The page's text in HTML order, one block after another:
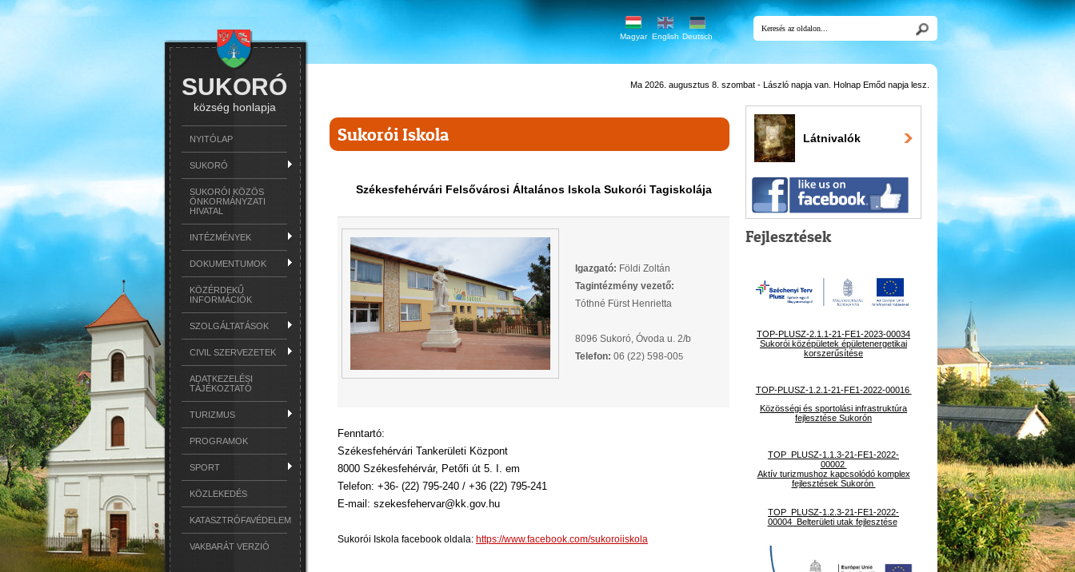
Magyar English Deutsch
SUKORÓ
község honlapja
NYITÓLAP
SUKORÓ
SUKORÓI KÖZÖS
ÖNKORMÁNYZATI
HIVATAL
INTÉZMÉNYEK
DOKUMENTUMOK
KÖZÉRDEKŰ
INFORMÁCIÓK
SZOLGÁLTATÁSOK
CIVIL SZERVEZETEK
ADATKEZELÉSI
TÁJÉKOZTATÓ
TURIZMUS
PROGRAMOK
SPORT
KÖZLEKEDÉS
KATASZTRÓFAVÉDELEM
VAKBARÁT VERZIÓ
Ma 2026. augusztus 8. szombat - László napja van. Holnap Emőd napja lesz.
Sukorói Iskola
Székesfehérvári Felsővárosi Általános Iskola Sukorói Tagiskolája
Igazgató: Földi Zoltán
Tagintézmény vezető:
Tóthné Fürst Henrietta
8096 Sukoró, Óvoda u. 2/b
Telefon: 06 (22) 598-005
Fenntartó:
Székesfehérvári Tankerületi Központ
8000 Székesfehérvár, Petőfi út 5. I. em
Telefon: +36- (22) 795-240 / +36 (22) 795-241
E-mail: szekesfehervar@kk.gov.hu
Sukorói Iskola facebook oldala: https://www.facebook.com/sukoroiiskola
Látnivalók
Fejlesztések
TOP-PLUSZ-2.1.1-21-FE1-2023-00034
Sukorói középületek épületenergetikai
korszerűsítése
TOP-PLUSZ-1.2.1-21-FE1-2022-00016
Közösségi és sportolási infrastruktúra
fejlesztése Sukorón
TOP_PLUSZ-1.1.3-21-FE1-2022-
00002
Aktív turizmushoz kapcsolódó komplex
fejlesztések Sukorón
TOP_PLUSZ-1.2.3-21-FE1-2022-
00004 Belterületi utak fejlesztése